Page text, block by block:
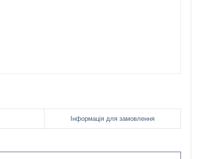
Інформація для замовлення